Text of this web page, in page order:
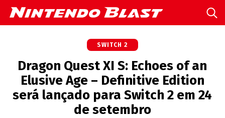
SWITCH 2
Dragon Quest XI S: Echoes of an
Elusive Age – Definitive Edition
será lançado para Switch 2 em 24
de setembro